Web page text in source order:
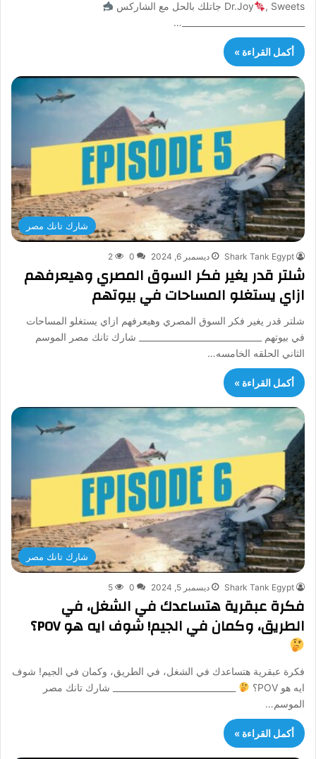
Dr.Joy
, Sweets جاتلك بالحل مع الشاركس
_____________________________…
أكمل القراءة »
شارك تانك مصر
Shark Tank Egypt ديسمبر 6, 2024 0
2
شلتر قدر يغير فكر السوق المصري وهيعرفهم
ازاي يستغلو المساحات في بيوتهم
شلتر قدر يغير فكر السوق المصري وهيعرفهم ازاي يستغلو المساحات
في بيوتهم _____________________________ شارك تانك مصر الموسم
الثاني الحلقه الخامسه…
أكمل القراءة »
شارك تانك مصر
Shark Tank Egypt ديسمبر 5, 2024 0
5
فكرة عبقرية هتساعدك في الشغل، في
الطريق، وكمان في الجيم! شوف ايه هو POV؟
فكرة عبقرية هتساعدك في الشغل، في الطريق، وكمان في الجيم! شوف
ايه هو POV؟
_____________________________ شارك تانك مصر
الموسم…
أكمل القراءة »